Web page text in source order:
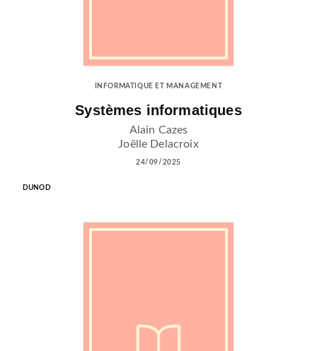
INFORMATIQUE ET MANAGEMENT
Systèmes informatiques
Alain Cazes
Joëlle Delacroix
24/09/2025
DUNOD